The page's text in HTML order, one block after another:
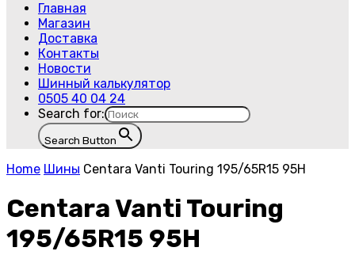
Главная
Магазин
Доставка
Контакты
Новости
Шинный калькулятор
0505 40 04 24
Search for:
Search Button
Home Шины Centara Vanti Touring 195/65R15 95H
Centara Vanti Touring
195/65R15 95H